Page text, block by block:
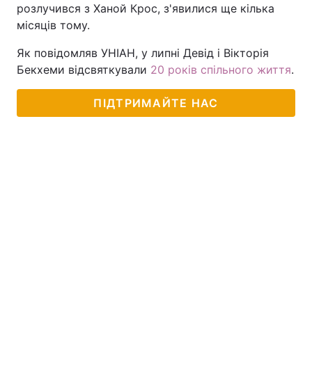
розлучився з Ханой Крос, з'явилися ще кілька
місяців тому.
Як повідомляв УНІАН, у липні Девід і Вікторія
Бекхеми відсвяткували 20 років спільного життя.
ПІДТРИМАЙТЕ НАС